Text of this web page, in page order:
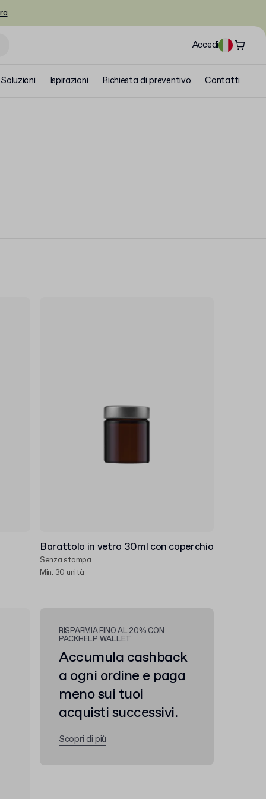
Accedi
Soluzioni Ispirazioni Richiesta di preventivo Contatti
Barattolo in vetro 30ml con coperchio
Senza stampa
Min. 30 unità
RISPARMIA FINO AL 20% CON
PACKHELP WALLET
Accumula cashback
a ogni ordine e paga
meno sui tuoi
acquisti successivi.
Scopri di più